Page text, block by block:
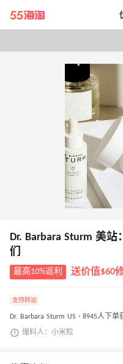
带你去官网买正品
Dr. Barbara Sturm 美
们
最高10%返利 送价值$60
支持转运
Dr. Barbara Sturm US · 8945人下单
爆料人：小米粒